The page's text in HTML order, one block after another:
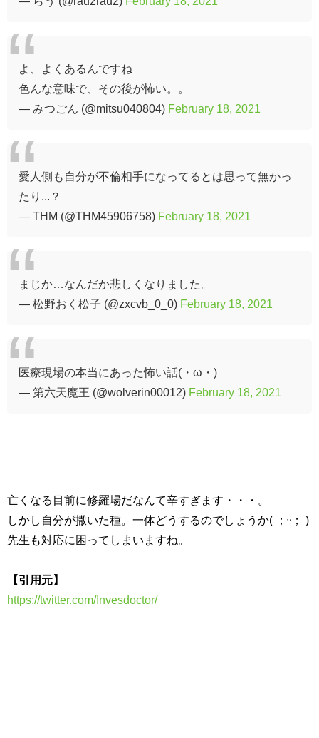
よ、よくあるんですね
色んな意味で、その後が怖い。。
— みつごん (@mitsu040804) February 18, 2021
愛人側も自分が不倫相手になってるとは思って無かっ
たり...？
— THM (@THM45906758) February 18, 2021
まじか…なんだか悲しくなりました。
— 松野おく松子 (@zxcvb_0_0) February 18, 2021
医療現場の本当にあった怖い話(・ω・)
— 第六天魔王 (@wolverin00012) February 18, 2021
亡くなる目前に修羅場だなんて辛すぎます・・・。
しかし自分が撒いた種。一体どうするのでしょうか( ；ᵕ； )
先生も対応に困ってしまいますね。
【引用元】
https://twitter.com/Invesdoctor/